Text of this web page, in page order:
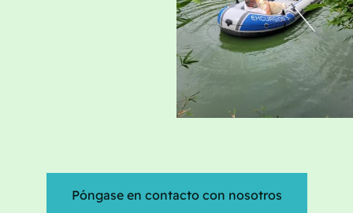
Póngase en contacto con nosotros